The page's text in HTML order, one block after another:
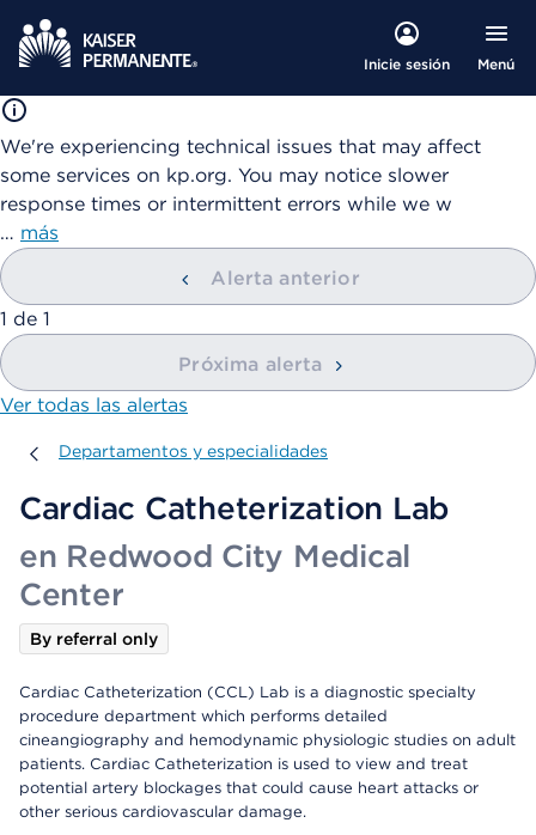
Inicie sesión Menú
We're experiencing technical issues that may affect
some services on kp.org. You may notice slower
response times or intermittent errors while we w
… más
Alerta anterior
mostrando
1 de 1
Próxima alerta
Ver todas las alertas
Departamentos y especialidades
Departamentos y especialidades
Cardiac Catheterization Lab
en Redwood City Medical
Center
By referral only
Cardiac Catheterization (CCL) Lab is a diagnostic specialty
procedure department which performs detailed
cineangiography and hemodynamic physiologic studies on adult
patients. Cardiac Catheterization is used to view and treat
potential artery blockages that could cause heart attacks or
other serious cardiovascular damage.